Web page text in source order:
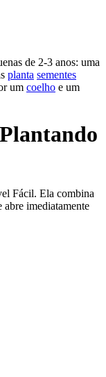
de 2-3 anos: uma
planta sementes
um coelho e um
Fácil. Ela combina
abre imediatamente